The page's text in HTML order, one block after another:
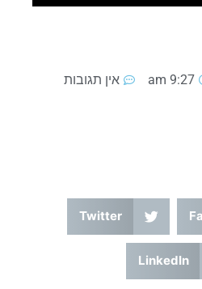
9:27 am אין תגובות
Twitter
LinkedIn